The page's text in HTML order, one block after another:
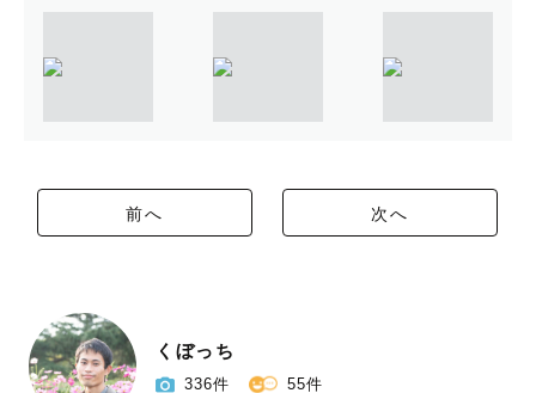
前へ 次へ
くぼっち
336件 55件